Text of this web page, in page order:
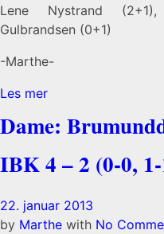
Lene Nystrand
Gulbrandsen (0+1)
-Marthe-
Les mer
Dame:
IBK 4 – 2 (0-0,
22. januar 2013
by Marthe with No